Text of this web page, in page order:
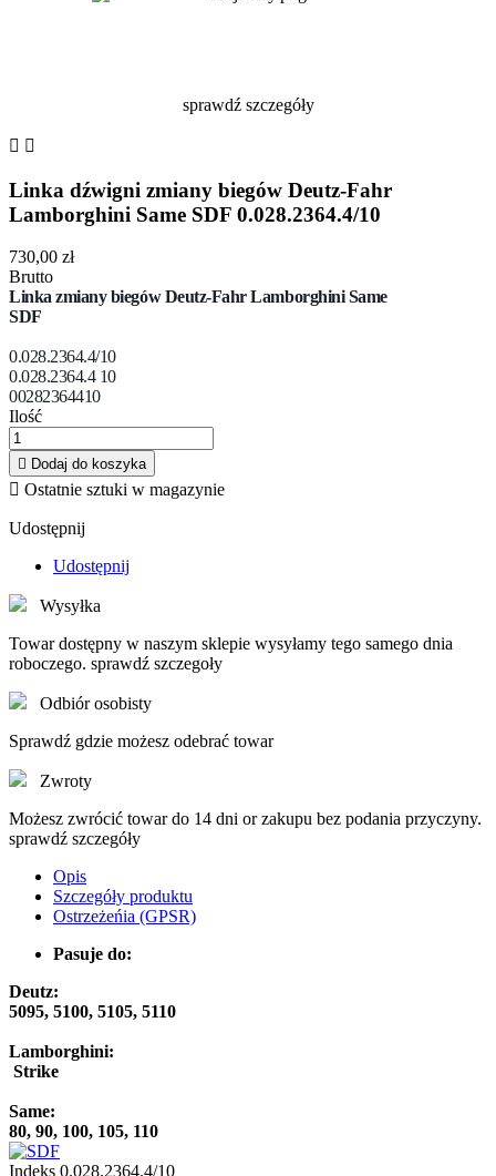
sprawdź szczegóły
 
Linka dźwigni zmiany biegów Deutz-Fahr
Lamborghini Same SDF 0.028.2364.4/10
730,00 zł
Brutto
Linka zmiany biegów Deutz-Fahr Lamborghini Same
SDF
0.028.2364.4/10
0.028.2364.4 10
00282364410
Ilość
 Dodaj do koszyka
 Ostatnie sztuki w magazynie
Udostępnij
Udostępnij
Wysyłka
Towar dostępny w naszym sklepie wysyłamy tego samego dnia
roboczego. sprawdź szczegoły
Odbiór osobisty
Sprawdź gdzie możesz odebrać towar
Zwroty
Możesz zwrócić towar do 14 dni or zakupu bez podania przyczyny.
sprawdź szczegóły
Opis
Szczegóły produktu
Ostrzeżeńia (GPSR)
Pasuje do:
Deutz:
5095, 5100, 5105, 5110
Lamborghini:
Strike
Same:
80, 90, 100, 105, 110
Indeks 0.028.2364.4/10